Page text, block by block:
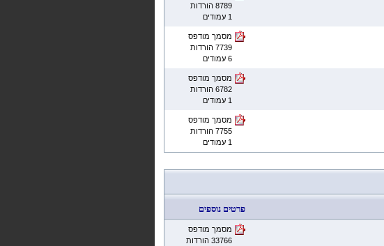
8789 הורדות
1 עמודים
מסמך מודפס
7739 הורדות
6 עמודים
מסמך מודפס
6782 הורדות
1 עמודים
מסמך מודפס
7755 הורדות
1 עמודים
פרטים נוספים
מסמך מודפס
33766 הורדות